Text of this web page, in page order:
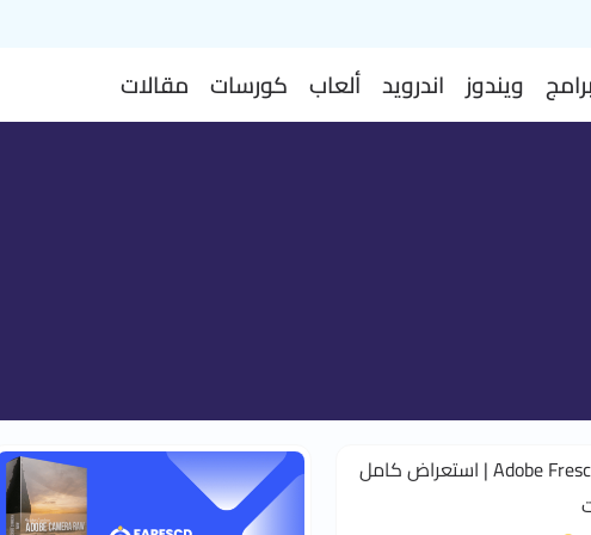
برامج ويندوز اندرويد ألعاب كورسات مقالات
برنامج Adobe Fresco | استعراض كامل